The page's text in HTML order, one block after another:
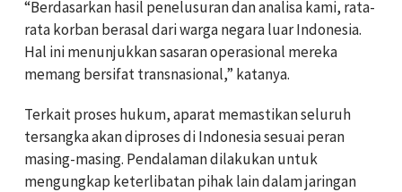
“Berdasarkan hasil penelusuran dan analisa kami, rata-
rata korban berasal dari warga negara luar Indonesia.
Hal ini menunjukkan sasaran operasional mereka
memang bersifat transnasional,” katanya.
Terkait proses hukum, aparat memastikan seluruh
tersangka akan diproses di Indonesia sesuai peran
masing-masing. Pendalaman dilakukan untuk
mengungkap keterlibatan pihak lain dalam jaringan